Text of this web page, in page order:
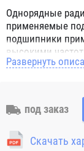
Однорядные
применяемые
подшипники
высокими
обозначением
контактные
(NBR) и
поставляются
Развернуть
под заказ
Скачать